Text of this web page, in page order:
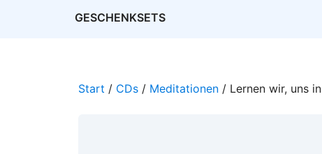
GESCHENKSETS
Start / CDs / Meditationen / Lernen wir, uns